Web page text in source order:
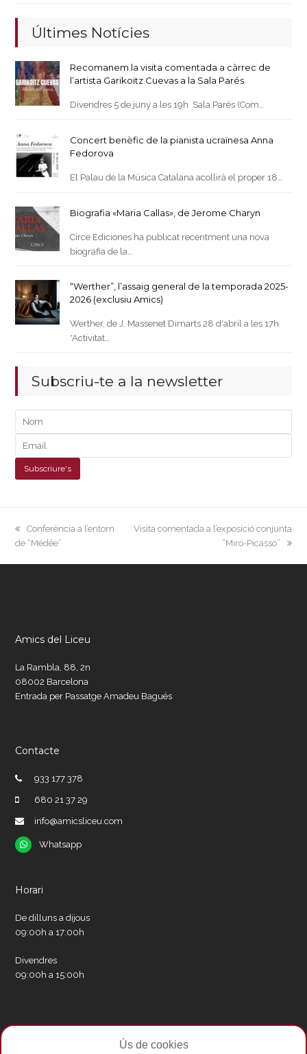
Últimes Notícies
Recomanem la visita comentada a càrrec de
l’artista Garikoitz Cuevas a la Sala Parés
Divendres 5 de juny a les 19h Sala Parés (Com…
Concert benèfic de la pianista ucraïnesa Anna
Fedorova
El Palau de la Música Catalana acollirà el proper 18…
Biografia «Maria Callas», de Jerome Charyn
Circe Ediciones ha publicat recentment una nova
biografia de la…
“Werther”, l’assaig general de la temporada 2025-
2026 (exclusiu Amics)
Werther, de J. Massenet Dimarts 28 d'abril a les 17h
*Activitat…
Subscriu-te a la newsletter
previous
post:
Conferència a l’entorn
de “Médée”
next
Visita comentada a l’exposició conjunta
“Miró-Picasso”
Amics del Liceu
La Rambla, 88, 2n
08002 Barcelona
Entrada per Passatge Amadeu Bagués
Contacte
933 177 378
680 21 37 29
info@amicsliceu.com
Whatsapp
Whatsapp
Horari
De dilluns a dijous
09:00h a 17:00h
Divendres
09:00h a 15:00h
Xarxes socials
Ús de cookies